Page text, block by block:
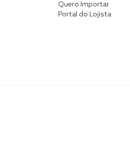
Quero Importar
Portal do Lojista